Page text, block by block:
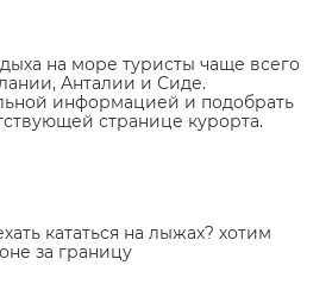
на море туристы чаще всего
Анталии и Сиде.
информацией и подобрать
странице курорта.
кататься на лыжах? хотим
за границу